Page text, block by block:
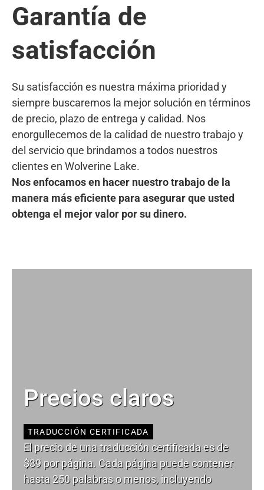
Garantía de
satisfacción
Su satisfacción es nuestra máxima prioridad y
siempre buscaremos la mejor solución en términos
de precio, plazo de entrega y calidad. Nos
enorgullecemos de la calidad de nuestro trabajo y
del servicio que brindamos a todos nuestros
clientes en Wolverine Lake.
Nos enfocamos en hacer nuestro trabajo de la
manera más eficiente para asegurar que usted
obtenga el mejor valor por su dinero.
Precios claros
TRADUCCIÓN CERTIFICADA
El precio de una traducción certificada es de
$39 por página. Cada página puede contener
hasta 250 palabras o menos, incluyendo